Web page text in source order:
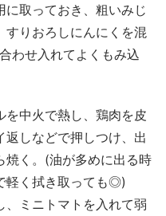
取っておき、粗いみじ
すりおろしにんにくを混
わせ入れてよくもみ込
を中火で熱し、鶏肉を皮
返しなどで押しつけ、出
焼く。(油が多めに出る時
軽く拭き取っても◎)
、ミニトマトを入れて弱